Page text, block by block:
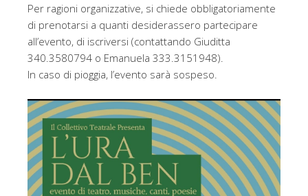
Per ragioni organizzative, si chiede obbligatoriamente
di prenotarsi a quanti desiderassero partecipare
all’evento, di iscriversi (contattando Giuditta
340.3580794 o Emanuela 333.3151948).
In caso di pioggia, l’evento sarà sospeso.